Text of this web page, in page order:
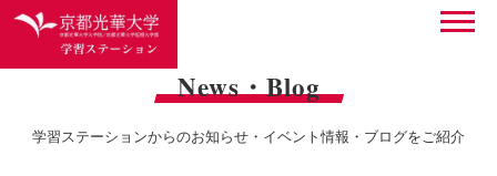
News・Blog
学習ステーションからのお知らせ・イベント情報・ブログをご紹介